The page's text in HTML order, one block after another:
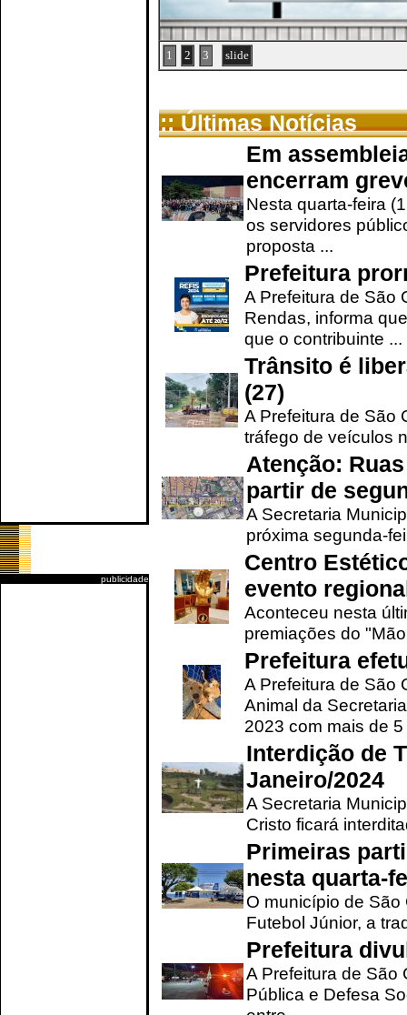
publicidade
1 2 3 slide
:: Últimas Notícias
Em
encerram
Nesta quarta-feira
os servidores
proposta ...
Prefeitura
A Prefeitura de São
Rendas, informa
que o contribuinte ...
Trânsito é
(27)
A Prefeitura de São
tráfego de veículos
Atenção:
partir de
A Secretaria
próxima segunda-
Centro
evento
Aconteceu nesta
premiações do
Prefeitura
A Prefeitura de São
Animal da
2023 com mais de 5
Interdição de
Janeiro/2024
A Secretaria
Cristo ficará
Primeiras
nesta quarta-
O município de
Futebol Júnior, a
Prefeitura
A Prefeitura de São
Pública e Defesa